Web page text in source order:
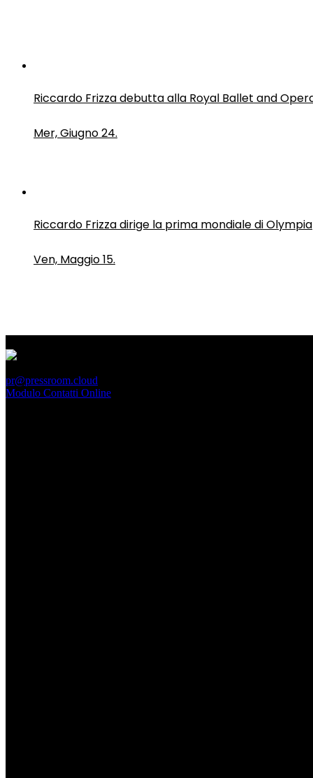
Riccardo Frizza debutta alla Royal Ballet and
Mer, Giugno 24.
Riccardo Frizza dirige la prima mondiale di Olympia
Ven, Maggio 15.
pr@pressroom.cloud
Modulo Contatti Online